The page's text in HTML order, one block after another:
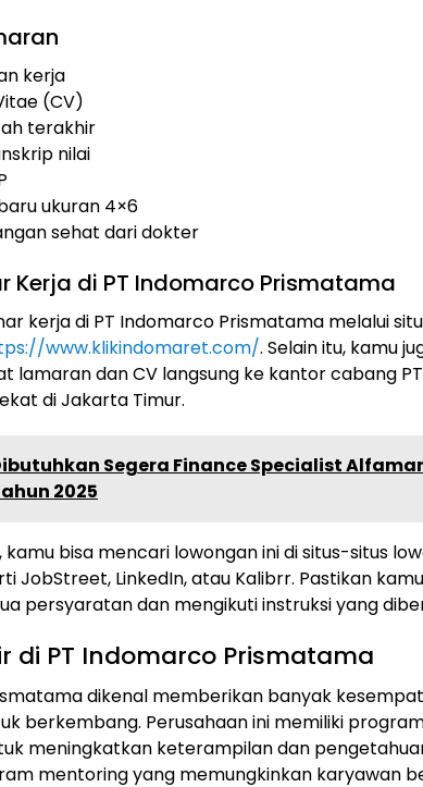
kerja
(CV)
terakhir
nilai
ukuran 4×6
sehat dari dokter
Kerja di PT Indomarco Prismatama
kerja di PT Indomarco Prismatama melalui
www.klikindomaret.com/. Selain itu, kamu
lamaran dan CV langsung ke kantor cabang
di Jakarta Timur.
Segera Finance Specialist
2025
bisa mencari lowongan ini di situs-situs
JobStreet, LinkedIn, atau Kalibrr. Pastikan
persyaratan dan mengikuti instruksi yang
di PT Indomarco Prismatama
dikenal memberikan banyak
berkembang. Perusahaan ini memiliki
meningkatkan keterampilan dan
mentoring yang memungkinkan karyawan